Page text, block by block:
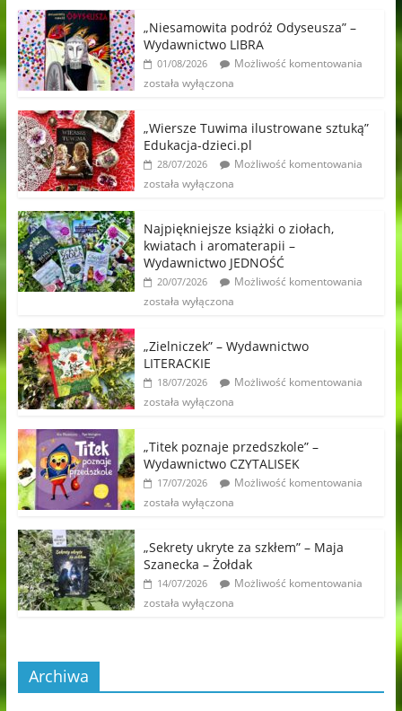
„Niesamowita podróż Odyseusza” –
Wydawnictwo LIBRA
01/08/2026
Możliwość komentowania
została wyłączona
„Wiersze Tuwima ilustrowane sztuką”
Edukacja-dzieci.pl
28/07/2026
Możliwość komentowania
została wyłączona
Najpiękniejsze książki o ziołach,
kwiatach i aromaterapii –
Wydawnictwo JEDNOŚĆ
20/07/2026
Możliwość komentowania
została wyłączona
„Zielniczek” – Wydawnictwo
LITERACKIE
18/07/2026
Możliwość komentowania
została wyłączona
„Titek poznaje przedszkole” –
Wydawnictwo CZYTALISEK
17/07/2026
Możliwość komentowania
została wyłączona
„Sekrety ukryte za szkłem” – Maja
Szanecka – Żołdak
14/07/2026
Możliwość komentowania
została wyłączona
Archiwa